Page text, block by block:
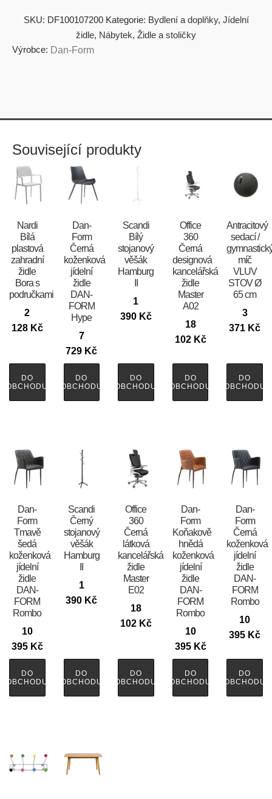
SKU: DF100107200 Kategorie: Bydlení a doplňky, Jídelní
židle, Nábytek, Židle a stoličky
Výrobce: ​​​​​Dan-Form
Související produkty
Nardi
Bílá
plastová
zahradní
židle
Bora s
područkami
2
128 Kč
DO
OBCHODU
​​​​​Dan-
Form
Černá
koženková
jídelní
židle
DAN-
FORM
Hype
7
729 Kč
DO
OBCHODU
Scandi
Bílý
stojanový
věšák
Hamburg
1
390 Kč
DO
OBCHODU
Office
360
Černá
designová
kancelářská
židle
Master
A02
18
102 Kč
DO
OBCHODU
Antracitový
sedací /
míč
VLUV
STOV Ø
65 cm
3
371 Kč
DO
OBCHODU
​​​​​Dan-
Form
Tmavě
šedá
koženková
jídelní
židle
DAN-
FORM
Rombo
10
395 Kč
DO
OBCHODU
Scandi
Černý
stojanový
věšák
Hamburg
1
390 Kč
DO
OBCHODU
Office
360
Černá
látková
kancelářská
židle
Master
E02
18
102 Kč
DO
OBCHODU
​​​​​Dan-
Form
Koňakově
hnědá
koženková
jídelní
židle
DAN-
FORM
Rombo
10
395 Kč
DO
OBCHODU
​​​​​Dan-
Form
Černá
koženková
jídelní
židle
DAN-
FORM
Rombo
10
395 Kč
DO
OBCHODU